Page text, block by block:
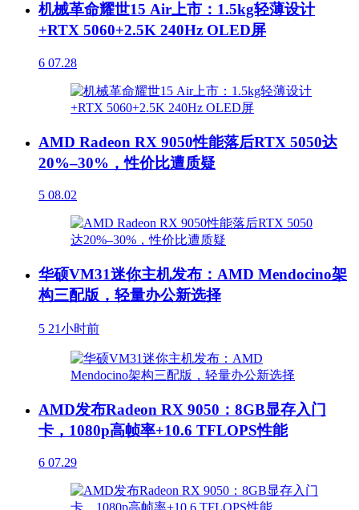
机械革命耀世15 Air上市：1.5kg轻薄设计
+RTX 5060+2.5K 240Hz OLED屏
6 07.28
AMD Radeon RX 9050性能落后RTX 5050达
20%–30%，性价比遭质疑
5 08.02
华硕VM31迷你主机发布：AMD Mendocino架
构三配版，轻量办公新选择
5 21小时前
AMD发布Radeon RX 9050：8GB显存入门
卡，1080p高帧率+10.6 TFLOPS性能
6 07.29